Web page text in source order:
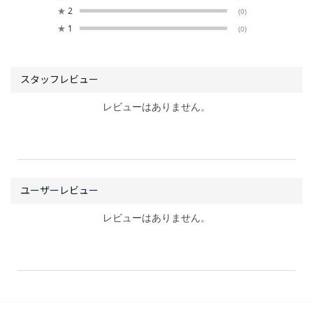
★ 2 (0)
★ 1 (0)
レビューはありません。
レビューはありません。